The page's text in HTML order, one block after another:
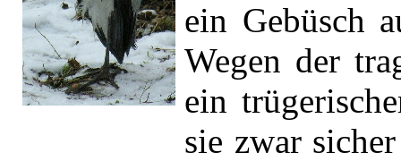
ein Gebüsch
Wegen der
ein
sie zwar